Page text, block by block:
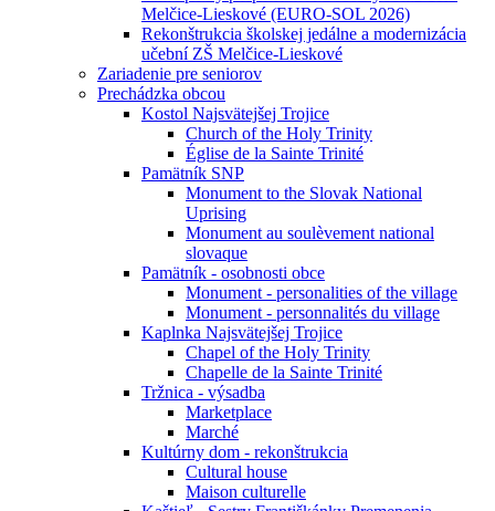
Melčice-Lieskové (EURO-SOL 2026)
Rekonštrukcia školskej jedálne a modernizácia
učební ZŠ Melčice-Lieskové
Zariadenie pre seniorov
Prechádzka obcou
Kostol Najsvätejšej Trojice
Church of the Holy Trinity
Église de la Sainte Trinité
Pamätník SNP
Monument to the Slovak National
Uprising
Monument au soulèvement national
slovaque
Pamätník - osobnosti obce
Monument - personalities of the village
Monument - personnalités du village
Kaplnka Najsvätejšej Trojice
Chapel of the Holy Trinity
Chapelle de la Sainte Trinité
Tržnica - výsadba
Marketplace
Marché
Kultúrny dom - rekonštrukcia
Cultural house
Maison culturelle